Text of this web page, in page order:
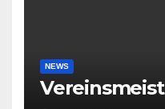
NEWS